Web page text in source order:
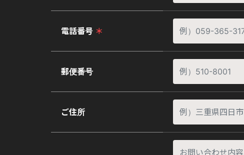
電話番号 ＊
郵便番号
ご住所